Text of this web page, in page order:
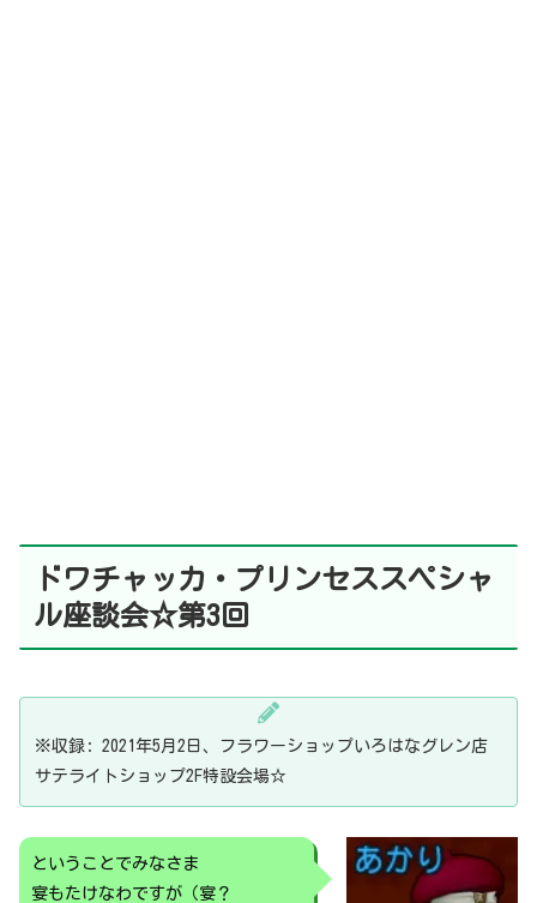
ドワチャッカ・プリンセススペシャ
ル座談会☆第3回
※収録: 2021年5月2日、フラワーショップいろはなグレン店
サテライトショップ2F特設会場☆
ということでみなさま
宴もたけなわですが（宴？